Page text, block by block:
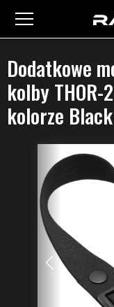
Główna›
Dodatkowe
kolby THOR-
kolorze Black